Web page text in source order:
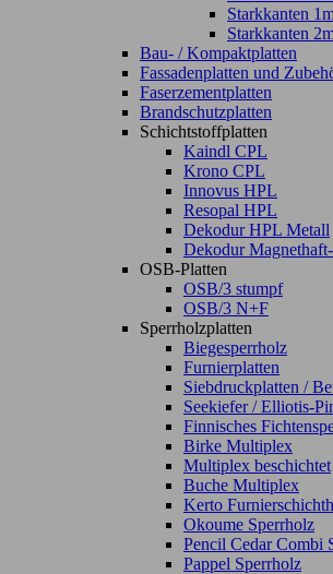
Starkkanten
Starkkanten
Bau- / Kompaktplatten
Fassadenplatten und
Faserzementplatten
Brandschutzplatten
Schichtstoffplatten
Kaindl CPL
Krono CPL
Innovus HPL
Resopal HPL
Dekodur HPL Metall
Dekodur
OSB-Platten
OSB/3 stumpf
OSB/3 N+F
Sperrholzplatten
Biegesperrholz
Furnierplatten
Siebdruckplatten /
Seekiefer / Elliotis-
Finnisches
Birke Multiplex
Multiplex beschichtet
Buche Multiplex
Kerto
Okoume Sperrholz
Pencil Cedar Combi
Pappel Sperrholz